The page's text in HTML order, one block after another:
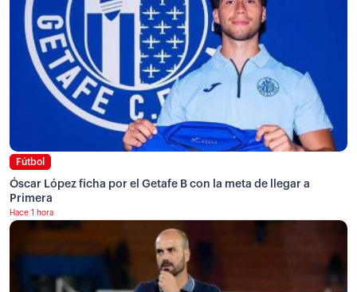
Fútbol
Óscar López ficha por el Getafe B con la meta de llegar a
Primera
Hace 1 hora